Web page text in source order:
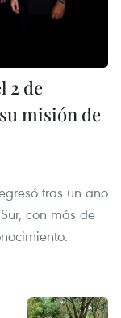
2 de
misión de
tras un año
con más de